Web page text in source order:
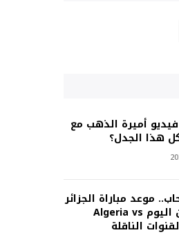
فيديو أميرة الذهب مع
هذا الجدل؟
موعد مباراة الجزائر
والسودان اليوم Algeria vs